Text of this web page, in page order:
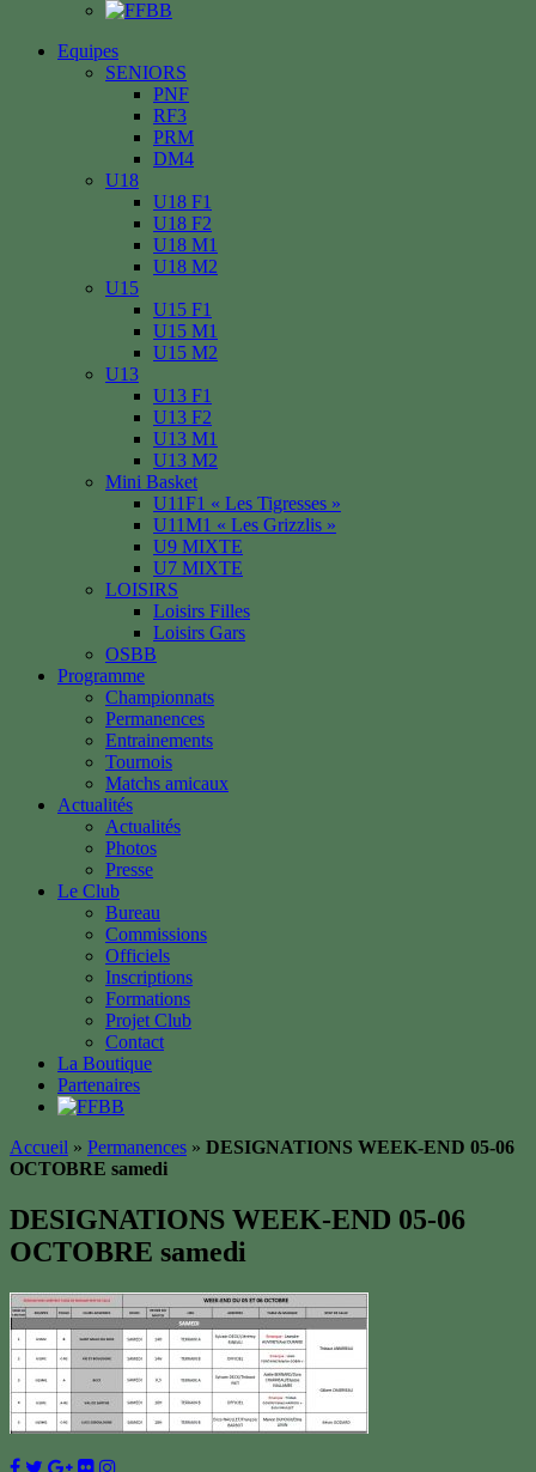
Equipes
SENIORS
PNF
RF3
PRM
DM4
U18
U18 F1
U18 F2
U18 M1
U18 M2
U15
U15 F1
U15 M1
U15 M2
U13
U13 F1
U13 F2
U13 M1
U13 M2
Mini Basket
U11F1 « Les Tigresses »
U11M1 « Les Grizzlis »
U9 MIXTE
U7 MIXTE
LOISIRS
Loisirs Filles
Loisirs Gars
OSBB
Programme
Championnats
Permanences
Entrainements
Tournois
Matchs amicaux
Actualités
Actualités
Photos
Presse
Le Club
Bureau
Commissions
Officiels
Inscriptions
Formations
Projet Club
Contact
La Boutique
Partenaires
Accueil » Permanences » DESIGNATIONS WEEK-END 05-06
OCTOBRE samedi
DESIGNATIONS WEEK-END 05-06
OCTOBRE samedi